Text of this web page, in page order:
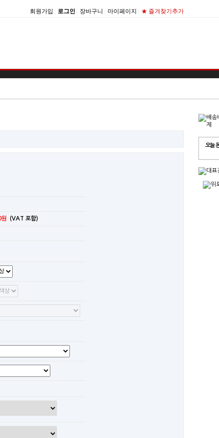
회원가입 로그인 장바구니 마이페이지 ★ 즐겨찾기추가
오늘
(VAT 포함)